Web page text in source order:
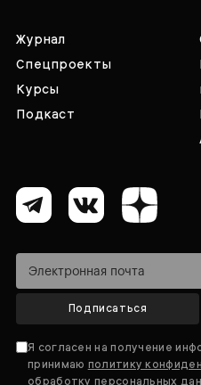
Журнал
Спецпроекты
Курсы
Подкаст
Подписаться
Я согласен на получение
принимаю политику
обработку персональных